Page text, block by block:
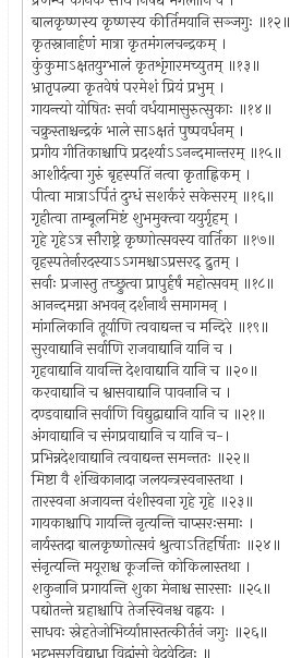
बालकृष्णस्य कृष्णस्य कीर्तिमयानि सञ्जगुः ॥१२॥
कृतस्नानार्हणं मात्रा कृतमंगलचन्द्रकम् ।
कुंकुमाऽक्षतयुग्भालं कृतशृंगारमच्युतम् ॥१३॥
भ्रातृपत्न्या कृतवेषं परमेशं प्रियं प्रभुम् ।
गायन्त्यो योषितः सर्वा वर्धयामासुरुत्सुकाः ॥१४॥
चक्रुस्ताश्चन्द्रकं भाले साऽक्षतं पुष्पवर्धनम् ।
प्रगीय गीतिकाश्चापि प्रदर्श्याऽऽनन्दमान्तरम् ॥१५॥
आशीर्दत्वा गुरुं बृहस्पतिं नत्वा कृताह्निकम् ।
पीत्वा मात्राऽर्पितं दुग्धं सशर्करं सकेसरम् ॥१६॥
गृहीत्वा ताम्बूलमिष्टं शुभमुक्त्वा ययुर्गृहम् ।
गृहे गृहेऽत्र सौराष्ट्रे कृष्णोत्सवस्य वार्तिका ॥१७॥
वृहस्पतेर्नारदस्याऽऽगमश्चाऽप्रसरद् द्रुतम् ।
सर्वाः प्रजास्तु तच्छ्रुत्वा प्रापुर्हर्षं महोत्सवम् ॥१८॥
आनन्दमग्ना अभवन् दर्शनार्थं समागमन् ।
मांगलिकानि तूर्याणि त्ववाद्यन्त च मन्दिरे ॥१९॥
सुरवाद्यानि सर्वाणि राजवाद्यानि यानि च ।
गृहवाद्यानि यावन्ति देशवाद्यानि यानि च ॥२०॥
करवाद्यानि च श्वासवाद्यानि पावनानि च ।
दण्डवाद्यानि सर्वाणि विद्युद्वाद्यानि यानि च ॥२१॥
अंगवाद्यानि च संगप्रवाद्यानि च यानि च-।
प्रभिन्नदेशवाद्यानि त्ववाद्यन्त समन्ततः ॥२२॥
मिष्टा वै शंखिकानादा जलयन्त्रस्वनास्तथा ।
तारस्वना अजायन्त वंशीस्वना गृहे गृहे ॥२३॥
गायकाश्चापि गायन्ति नृत्यन्ति चाप्सरःसमाः ।
नार्यस्तदा बालकृष्णोत्सवं श्रुत्वाऽतिहर्षिताः ॥२४॥
संनृत्यन्ति मयूराश्च कूजन्ति कोकिलास्तथा ।
शकुनानि प्रगायन्ति शुका मेनाश्च सारसाः ॥२५॥
पद्योतन्ते ग्रहाश्चापि तेजस्विनश्च वह्नयः ।
साधवः स्नेहतेजोभिर्व्याप्तास्तत्कीर्तनं जगुः ॥२६॥